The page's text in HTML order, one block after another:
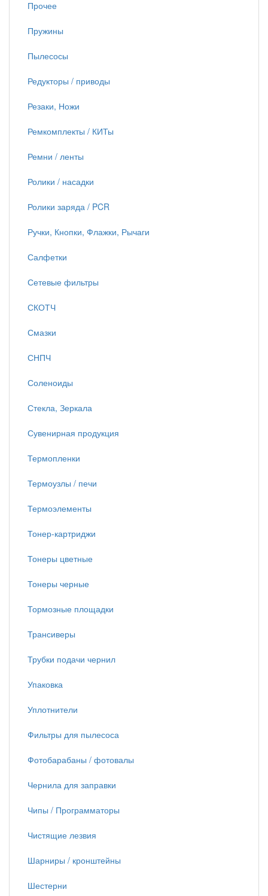
Прочее
Пружины
Пылесосы
Редукторы / приводы
Резаки, Ножи
Ремкомплекты / КИТы
Ремни / ленты
Ролики / насадки
Ролики заряда / PCR
Ручки, Кнопки, Флажки, Рычаги
Салфетки
Сетевые фильтры
СКОТЧ
Смазки
СНПЧ
Соленоиды
Стекла, Зеркала
Сувенирная продукция
Термопленки
Термоузлы / печи
Термоэлементы
Тонер-картриджи
Тонеры цветные
Тонеры черные
Тормозные площадки
Трансиверы
Трубки подачи чернил
Упаковка
Уплотнители
Фильтры для пылесоса
Фотобарабаны / фотовалы
Чернила для заправки
Чипы / Программаторы
Чистящие лезвия
Шарниры / кронштейны
Шестерни